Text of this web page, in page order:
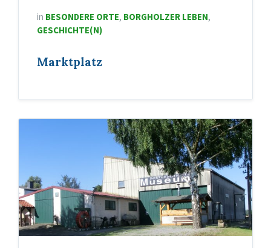
in BESONDERE ORTE, BORGHOLZER LEBEN,
GESCHICHTE(N)
Marktplatz